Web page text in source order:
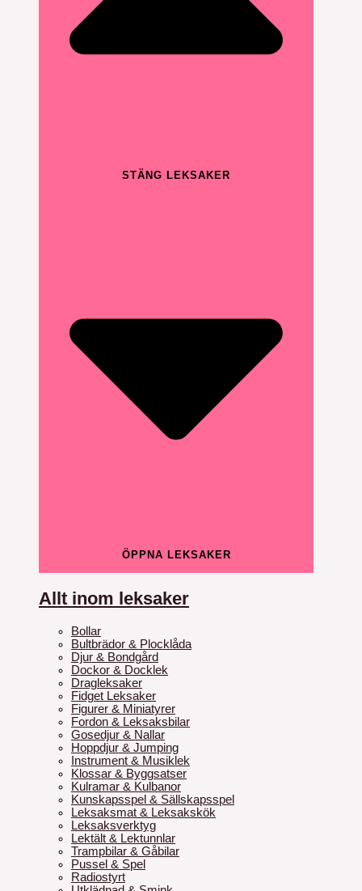
STÄNG LEKSAKER
ÖPPNA LEKSAKER
Allt inom leksaker
Bollar
Bultbrädor & Plocklåda
Djur & Bondgård
Dockor & Docklek
Dragleksaker
Fidget Leksaker
Figurer & Miniatyrer
Fordon & Leksaksbilar
Gosedjur & Nallar
Hoppdjur & Jumping
Instrument & Musiklek
Klossar & Byggsatser
Kulramar & Kulbanor
Kunskapsspel & Sällskapsspel
Leksaksmat & Leksakskök
Leksaksverktyg
Lektält & Lektunnlar
Trampbilar & Gåbilar
Pussel & Spel
Radiostyrt